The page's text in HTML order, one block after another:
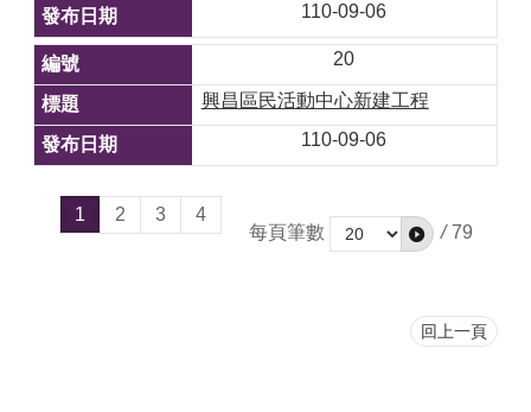
110-09-06
20
興昌區民活動中心新建工程
110-09-06
1 2 3
4
每頁筆數
/ 79
回上一頁